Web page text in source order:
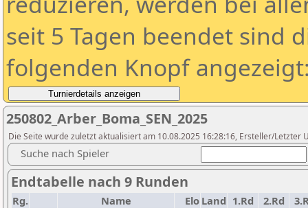
seit 5 Tagen beendet sind
folgenden Knopf
250802_Arber_Boma_SEN_2025
Die Seite wurde zuletzt aktualisiert am 10.08.2025 16:28:16, Ersteller/Letzter
Suche nach Spieler
Endtabelle nach 9 Runden
Rg. Name Elo Land 1.Rd 2.Rd